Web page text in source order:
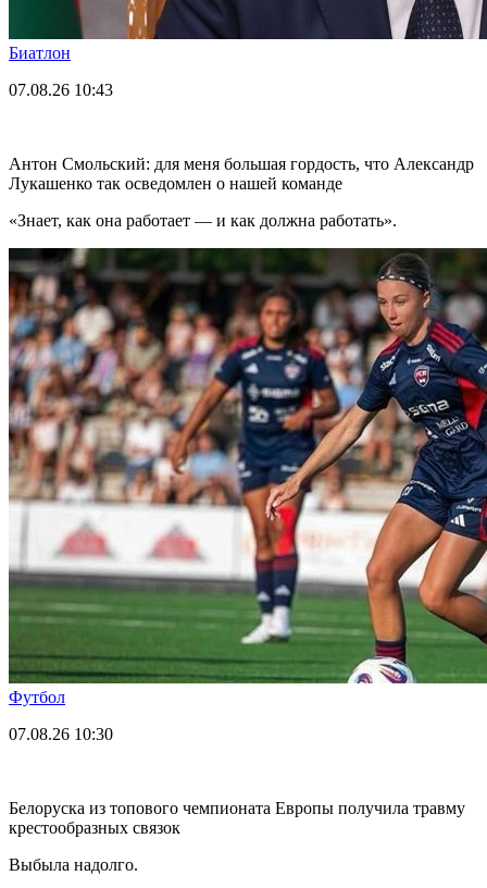
Биатлон
07.08.26 10:43
Антон Смольский: для меня большая гордость, что Александр
Лукашенко так осведомлен о нашей команде
«Знает, как она работает — и как должна работать».
Футбол
07.08.26 10:30
Белоруска из топового чемпионата Европы получила травму
крестообразных связок
Выбыла надолго.